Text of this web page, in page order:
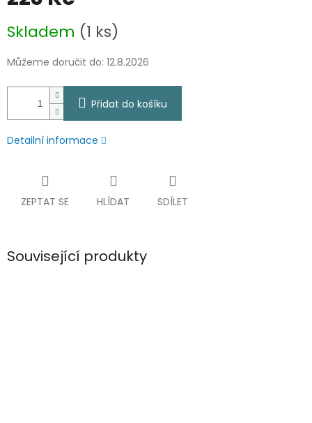
cena:
Skladem (1 ks)
Můžeme doručit do: 12.8.2026
Přidat do košíku
Detailní informace
ZEPTAT SE HLÍDAT SDÍLET
Související produkty